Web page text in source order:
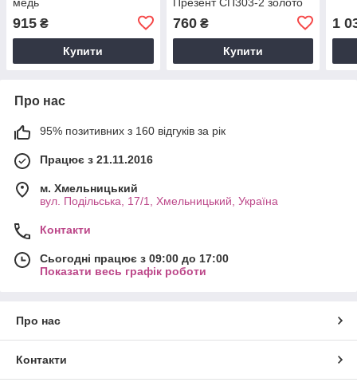
915 ₴
Купити
760₴
Купити
1
Про нас
95% позитивних з 160 відгуків за рік
Працює з 21.11.2016
м. Хмельницький
вул. Подільська, 17/1, Хмельницький, Україна
Контакти
Сьогодні працює з 09:00 до 17:00
Показати весь графік роботи
Про нас
Контакти